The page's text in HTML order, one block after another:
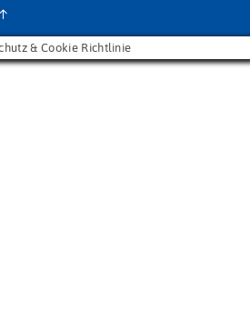
↑
& Cookie Richtlinie